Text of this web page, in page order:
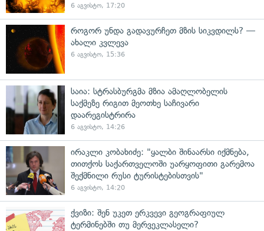
6 აგვისტო, 17:20
როგორ უნდა გადავურჩეთ მზის სიკვდილს? —
ახალი კვლევა
6 აგვისტო, 15:36
საია: სტრასბურგმა მზია ამაღლობელის
საქმეზე რიგით მეოთხე საჩივარი
დაარეგისტრირა
6 აგვისტო, 14:26
ირაკლი კობახიძე: "ყალბი შინაარსი იქმნება,
თითქოს საქართველოში უარყოფითი გარემოა
შექმნილი რუსი ტურისტებისთვის"
6 აგვისტო, 14:20
ქვიზი: შენ უკეთ ერკვევი გეოგრაფიულ
ტერმინებში თუ მერვეკლასელი?